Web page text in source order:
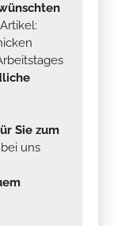
Sie zum
uns